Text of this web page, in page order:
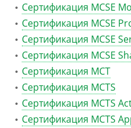
Сертификация MCSE
Сертификация MCSE
Сертификация MCSE
Сертификация MCSE
Сертификация MCT
Сертификация MCTS
Сертификация MCTS
Сертификация MCTS